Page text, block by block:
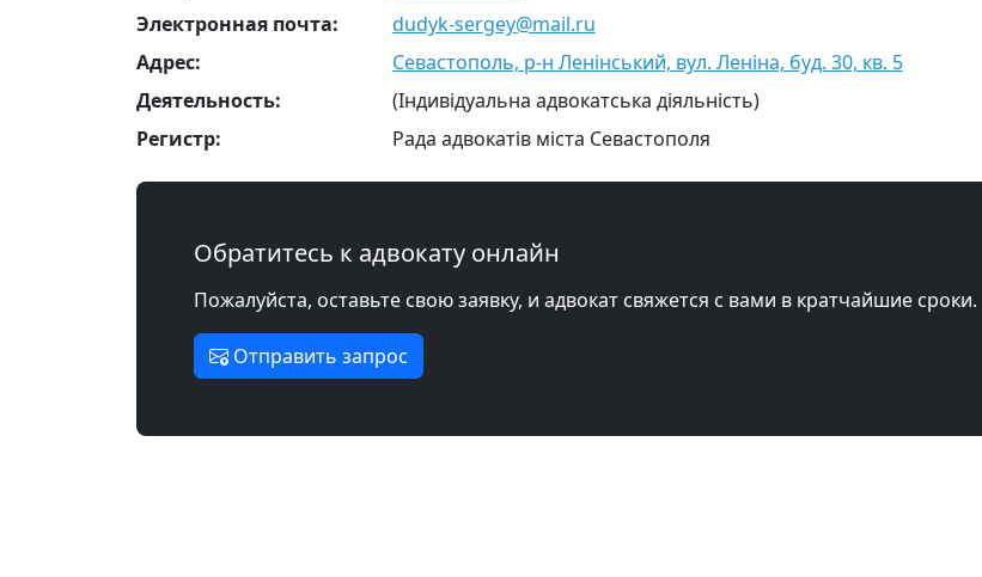
Электронная почта:
dudyk-sergey@mail.ru
Адрес:
Севастополь, р-н Ленінський, вул. Леніна, буд. 30, кв. 5
Деятельность:
(Індивідуальна адвокатська діяльність)
Регистр:
Рада адвокатів міста Севастополя
Обратитесь к адвокату онлайн
Пожалуйста, оставьте свою заявку, и адвокат свяжется с вами в кратчайшие сроки.
Отправить запрос